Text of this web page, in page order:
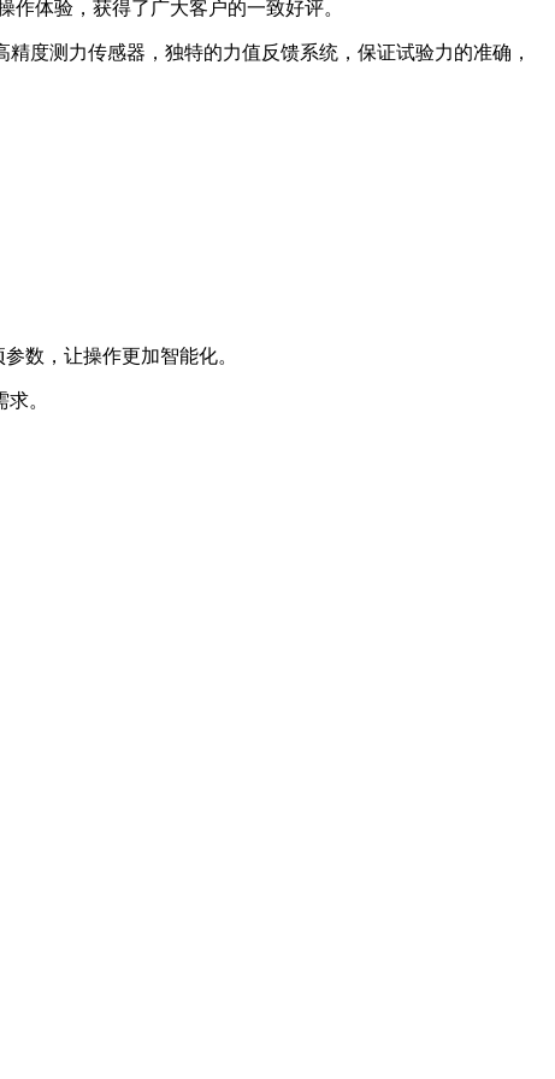
体验，获得了广大客户的一致好评。
度测力传感器，独特的力值反馈系统，保证试验力的准确，
数，让操作更加智能化。
。